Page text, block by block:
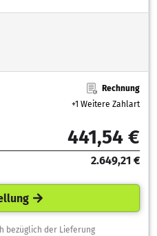
Rechnung
+1 Weitere Zahlart
441,54 €
2.649,21 €
bezüglich der Lieferung